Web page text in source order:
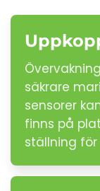
säkrare
sensorer
finns på
ställning